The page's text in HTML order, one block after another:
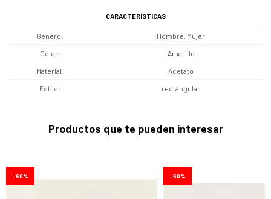
CARACTERÍSTICAS
Género Hombre, Mujer
Color Amarillo
Material Acetato
Estilo rectangular
Productos que te pueden interesar
60 60